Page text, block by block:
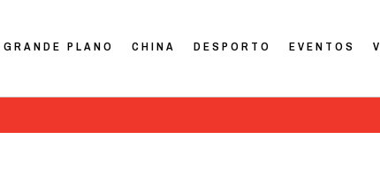
GRANDE PLANO CHINA DESPORTO EVENTOS